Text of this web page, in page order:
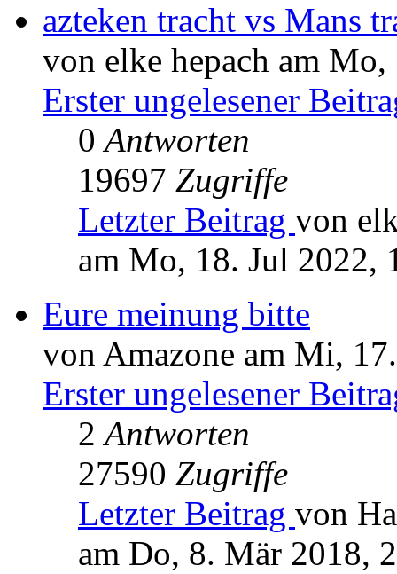
azteken tracht vs Mans
von elke hepach am
Erster ungelesener
0Antworten
19697 Zugriffe
Letzter Beitrag von
am Mo, 18. Jul 2022,
Eure meinung bitte
von Amazone am Mi,
Erster ungelesener
2Antworten
27590 Zugriffe
Letzter Beitrag von
am Do, 8. Mär 2018,